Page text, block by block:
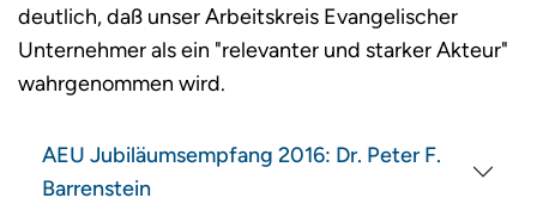
deutlich, daß unser Arbeitskreis Evangelischer
Unternehmer als ein "relevanter und starker Akteur"
wahrgenommen wird.
AEU Jubiläumsempfang 2016: Dr. Peter F.
Barrenstein